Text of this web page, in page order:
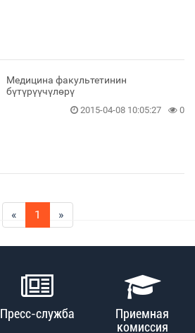
Медицина факультетинин
бүтүрүүчүлөрү
2015-04-08 10:05:27 0
« 1 »
Пресс-служба
Приемная
комиссия